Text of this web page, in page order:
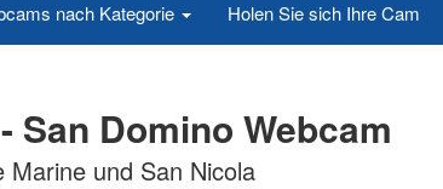
nach Kategorie Holen Sie sich Ihre Cam
San Domino Webcam
Marine und San Nicola